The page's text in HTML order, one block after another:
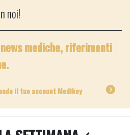
noi!
mediche, riferimenti
il tuo account Medikey